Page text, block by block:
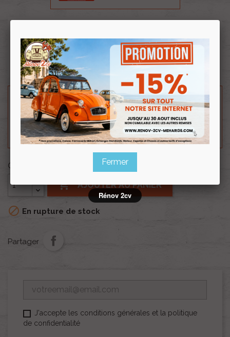
et Méhari.
Longueur hors tout 244mm. Vendu nu.
Besoin d'un renseignement technique sur le produit
? N'hésitez pas à contacter notre service
technique au0254 277 154
ou par mail à
renov2cv.technique@gmail.com.
Quantité
 AJOUTER AU PANIER
 En rupture de stock
Partager
J'accepte les conditions générales et la politique
de confidentialité
Fermer
Rénov 2cv